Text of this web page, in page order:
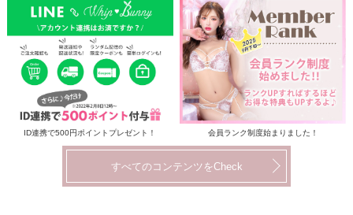
ID連携で500円ポイントプレゼント！ 会員ランク制度始まりました！
すべてのコンテンツをCheck